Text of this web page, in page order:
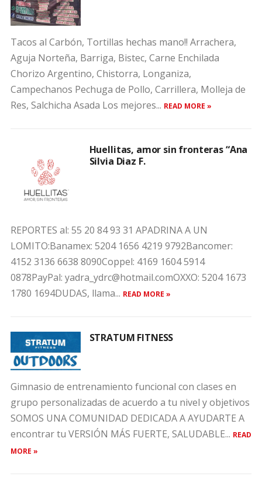
Tacos al Carbón, Tortillas hechas mano!! Arrachera,
Aguja Norteña, Barriga, Bistec, Carne Enchilada
Chorizo Argentino, Chistorra, Longaniza,
Campechanos Pechuga de Pollo, Carrillera, Molleja de
Res, Salchicha Asada Los mejores... READ MORE »
Huellitas, amor sin fronteras “Ana
Silvia Diaz F.
REPORTES al: 55 20 84 93 31 APADRINA A UN
LOMITO:Banamex: 5204 1656 4219 9792Bancomer:
4152 3136 6638 8090Coppel: 4169 1604 5914
0878PayPal: yadra_ydrc@hotmail.comOXXO: 5204 1673
1780 1694DUDAS, llama... READ MORE »
STRATUM FITNESS
Gimnasio de entrenamiento funcional con clases en
grupo personalizadas de acuerdo a tu nivel y objetivos
SOMOS UNA COMUNIDAD DEDICADA A AYUDARTE A
encontrar tu VERSIÓN MÁS FUERTE, SALUDABLE... READ
MORE »